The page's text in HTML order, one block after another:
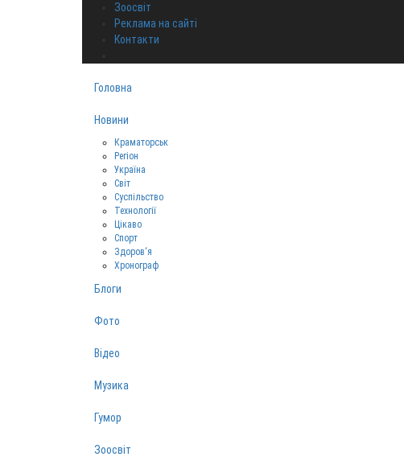
Зоосвіт
Реклама на сайті
Контакти
Головна
Новини
Краматорськ
Регіон
Україна
Світ
Суспільство
Технології
Цікаво
Спорт
Здоров‘я
Хронограф
Блоги
Фото
Відео
Музика
Гумор
Зоосвіт